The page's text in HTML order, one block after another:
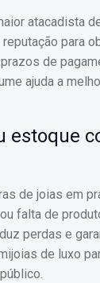
atacadista
para
de
ajuda a
estoque
de joias em
falta de
perdas e
de luxo